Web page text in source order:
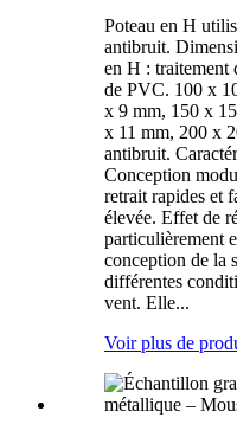
Poteau en H
antibruit.
en H : traitement
de PVC. 100 x
x 9 mm, 150 x
x 11 mm, 200 x
antibruit.
Conception
retrait rapides et
élevée. Effet de
particulièrement
conception de la
différentes
vent. Elle...
Voir plus de